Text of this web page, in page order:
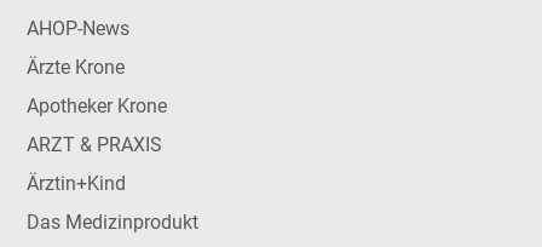
AHOP-News
Ärzte Krone
Apotheker Krone
ARZT & PRAXIS
Ärztin+Kind
Das Medizinprodukt